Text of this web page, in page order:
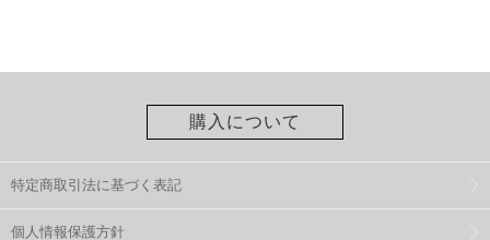
購入について
特定商取引法に基づく表記
個人情報保護方針